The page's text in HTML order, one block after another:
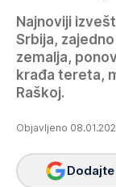
Najnoviji
Srbija,
zemalja,
krađa tereta,
Raškoj.
Objavljeno